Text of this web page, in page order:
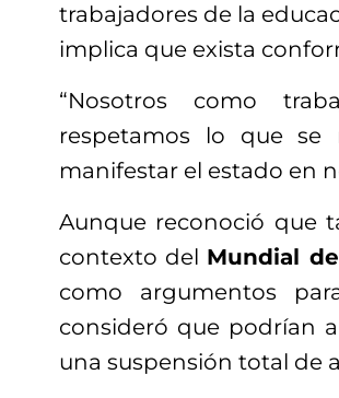
trabajadores de la
implica que exista
“Nosotros como
respetamos lo que
manifestar el estado en
Aunque reconoció que
contexto del Mundial
como argumentos
consideró que podrían
una suspensión total de